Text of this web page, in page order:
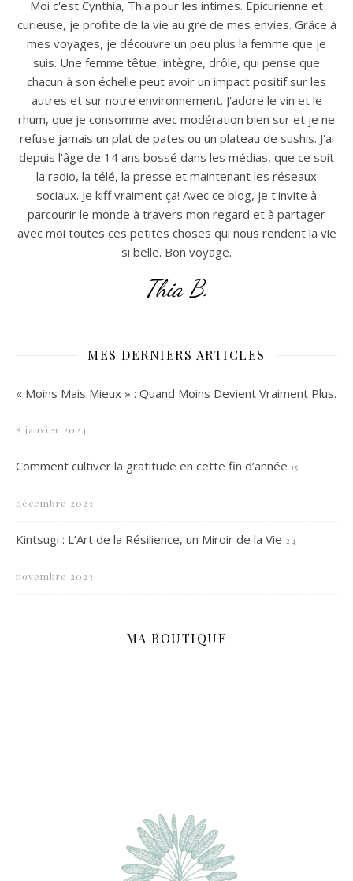
Moi c'est Cynthia, Thia pour les intimes. Epicurienne et
curieuse, je profite de la vie au gré de mes envies. Grâce à
mes voyages, je découvre un peu plus la femme que je
suis. Une femme têtue, intègre, drôle, qui pense que
chacun à son échelle peut avoir un impact positif sur les
autres et sur notre environnement. J'adore le vin et le
rhum, que je consomme avec modération bien sur et je ne
refuse jamais un plat de pates ou un plateau de sushis. J'ai
depuis l'âge de 14 ans bossé dans les médias, que ce soit
la radio, la télé, la presse et maintenant les réseaux
sociaux. Je kiff vraiment ça! Avec ce blog, je t'invite à
parcourir le monde à travers mon regard et à partager
avec moi toutes ces petites choses qui nous rendent la vie
si belle. Bon voyage.
Thia B.
MES DERNIERS ARTICLES
« Moins Mais Mieux » : Quand Moins Devient Vraiment Plus.
8 janvier 2024
Comment cultiver la gratitude en cette fin d’année 15
décembre 2023
Kintsugi : L’Art de la Résilience, un Miroir de la Vie 24
novembre 2023
MA BOUTIQUE